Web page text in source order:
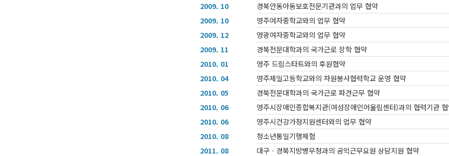
2009. 10
경북안동아동보호전문기관과의 업무 협약
2009. 10
영주여자중학교와의 업무 협약
2009. 12
영광여자중학교와의 업무 협약
2009. 11
경북전문대학과의 국가근로 장학 협약
2010. 01
영주 드림스타트와의 후원협약
2010. 04
영주제일고등학교와의 자원봉사협력학교 운영 협약
2010. 05
경북전문대학과의 국가근로 파견근무 협약
2010. 06
영주시장애인종합복지관(여성장애인어울림센터)과의 협력기관
2010. 06
영주시건강가정지원센터와의 업무 협약
2010. 08
청소년통일기행체험
2011. 08
대구ㆍ경북지방병무청과의 공익근무요원 상담지원 협약